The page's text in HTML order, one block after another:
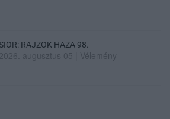
SIOR: RAJZOK HAZA 98.
2026. augusztus 05 Vélemény